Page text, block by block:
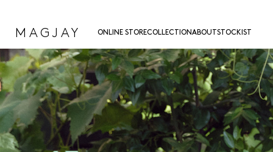
MAGJAY ONLINE STORECOLLECTIONABOUTSTOCKIST